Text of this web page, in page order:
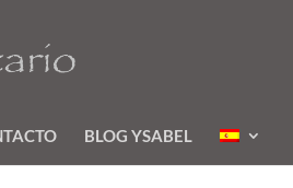
BLOG YSABEL